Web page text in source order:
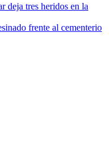
deja tres heridos en la
frente al cementerio